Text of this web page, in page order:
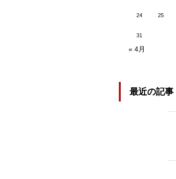
24 25
31
« 4月
最近の記事